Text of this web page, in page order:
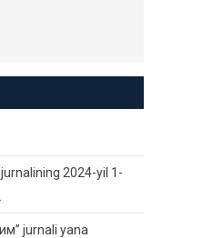
2024-yil 1-
jurnali yana